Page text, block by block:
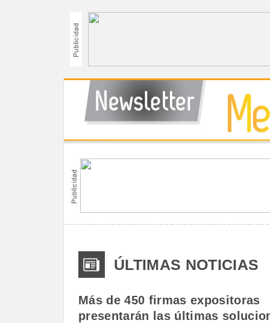
ÚLTIMAS NOTICIAS
Más de 450 firmas expositoras
presentarán las últimas